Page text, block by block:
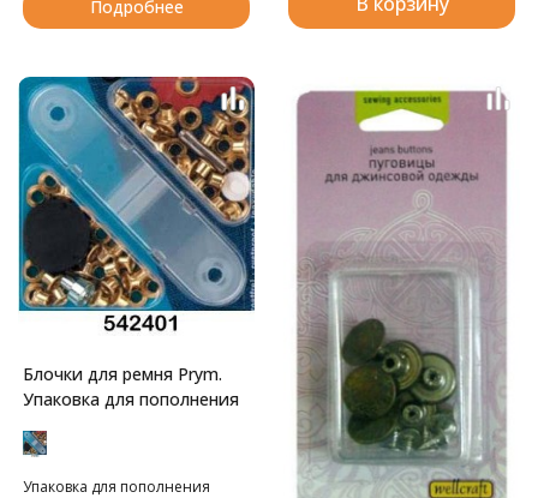
поверхности, защищенной
инструмент арт. 408.NT.
Подробнее
Блочки для ремня Prym.
Упаковка для пополнения
Упаковка для пополнения